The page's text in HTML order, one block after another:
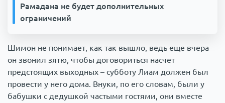
Рамадана не будет дополнительных
ограничений
Шимон не понимает, как так вышло, ведь еще вчера
он звонил зятю, чтобы договориться насчет
предстоящих выходных – субботу Лиам должен был
провести у него дома. Внуки, по его словам, были у
бабушки с дедушкой частыми гостями, они вместе